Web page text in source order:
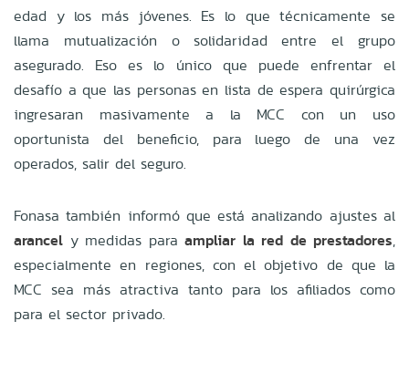
edad y los más jóvenes. Es lo que técnicamente se
llama mutualización o solidaridad entre el grupo
asegurado. Eso es lo único que puede enfrentar el
desafío a que las personas en lista de espera quirúrgica
ingresaran masivamente a la MCC con un uso
oportunista del beneficio, para luego de una vez
operados, salir del seguro.
Fonasa también informó que está analizando ajustes al
arancel y medidas para ampliar la red de prestadores,
especialmente en regiones, con el objetivo de que la
MCC sea más atractiva tanto para los afiliados como
para el sector privado.